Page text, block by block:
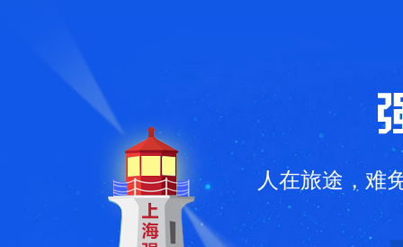
企业登记代理有限公司
人在旅途，难